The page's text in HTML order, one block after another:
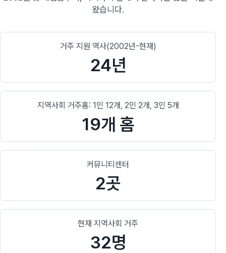
왔습니다.
거주 지원 역사(2002년-현재)
24년
지역사회 거주홈: 1인 12개, 2인 2개, 3인 5개
19개 홈
커뮤니티센터
2곳
현재 지역사회 거주
32명